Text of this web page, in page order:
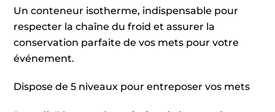
Un conteneur isotherme, indispensable pour
respecter la chaîne du froid et assurer la
conservation parfaite de vos mets pour votre
événement.
Dispose de 5 niveaux pour entreposer vos mets